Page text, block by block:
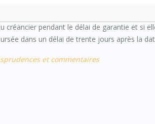
pendant le délai de garantie et si
dans un délai de trente jours après la
et commentaires